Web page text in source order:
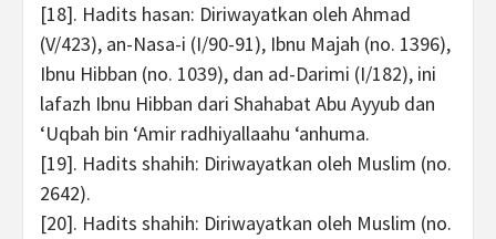
[18]. Hadits hasan: Diriwayatkan oleh Ahmad
(V/423), an-Nasa-i (I/90-91), Ibnu Majah (no. 1396),
Ibnu Hibban (no. 1039), dan ad-Darimi (I/182), ini
lafazh Ibnu Hibban dari Shahabat Abu Ayyub dan
‘Uqbah bin ‘Amir radhiyallaahu ‘anhuma.
[19]. Hadits shahih: Diriwayatkan oleh Muslim (no.
2642).
[20]. Hadits shahih: Diriwayatkan oleh Muslim (no.